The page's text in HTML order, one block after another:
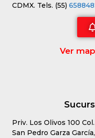
CDMX. Tels. (55)
Ver
Priv. Los Olivos 100
San Pedro Garza